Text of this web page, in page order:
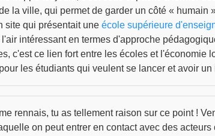
la ville, qui permet de garder un côté «
site qui présentait une école supérieure
intéressant en termes d'approche
c'est ce lien fort entre les écoles et
les étudiants qui veulent se lancer et avoir un
rennais, tu as tellement raison sur ce point !
on peut entrer en contact avec des